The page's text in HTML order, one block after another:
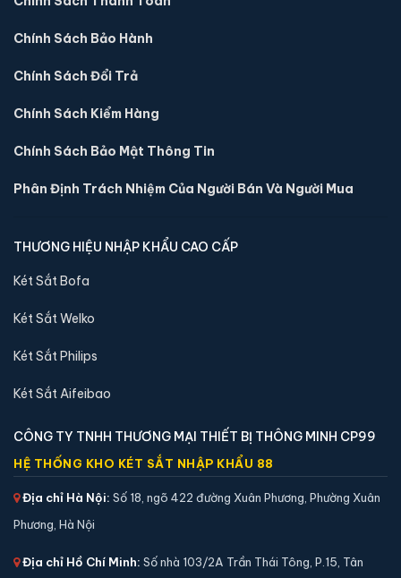
Két sắt mini Liberty LB39S vân tay điện tử chính
hãng
⚖️ Trọng lượng:
🔒 Khoá:
5,900,000 đ
Xem chi tiết →
Chính Sách Bảo Hành
Chính Sách Đổi Trả
Chính Sách Kiểm Hàng
Chính Sách Bảo Mật Thông Tin
Phân Định Trách Nhiệm Của Người Bán Và Người Mua
THƯƠNG HIỆU NHẬP KHẨU CAO CẤP
Két Sắt Bofa
Két Sắt Welko
Két Sắt Philips
Két Sắt Aifeibao
CÔNG TY TNHH THƯƠNG MẠI THIẾT BỊ THÔNG MINH CP99
HỆ THỐNG KHO KÉT SẮT NHẬP KHẨU 88
Địa chỉ Hà Nội: Số 18, ngõ 422 đường Xuân Phương, Phường Xuân
Phương, Hà Nội
Địa chỉ Hồ Chí Minh: Số nhà 103/2A Trần Thái Tông, P.15, Tân